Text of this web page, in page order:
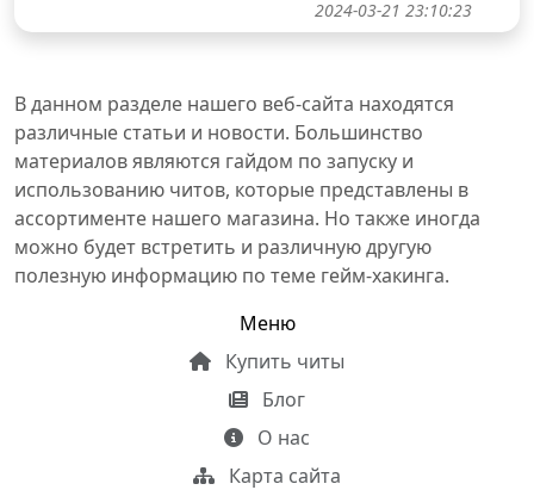
2024-03-21 23:10:23
В данном разделе нашего веб-сайта находятся
различные статьи и новости. Большинство
материалов являются гайдом по запуску и
использованию читов, которые представлены в
ассортименте нашего магазина. Но также иногда
можно будет встретить и различную другую
полезную информацию по теме гейм-хакинга.
Меню
Купить читы
Блог
О нас
Карта сайта